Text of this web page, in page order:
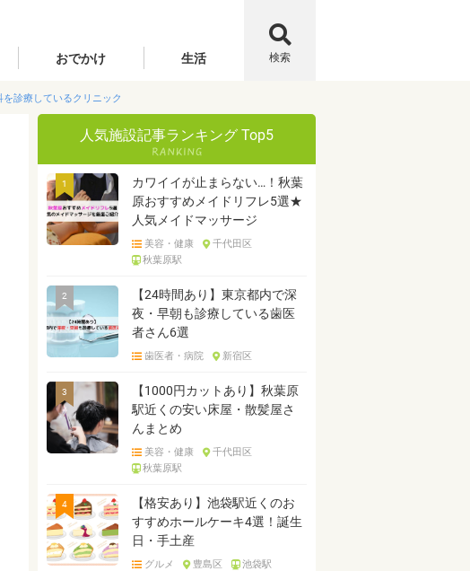
おでかけ 生活 検索
診療しているクリニック
人気施設記事ランキング Top5
1
カワイイが止まらない…！秋葉
原おすすめメイドリフレ5選★
人気メイドマッサージ
美容・健康
千代田区
秋葉原駅
2
【24時間あり】東京都内で深
夜・早朝も診療している歯医
者さん6選
歯医者・病院 新宿区
3
【1000円カットあり】秋葉原
駅近くの安い床屋・散髪屋さ
んまとめ
美容・健康
千代田区
秋葉原駅
4
【格安あり】池袋駅近くのお
すすめホールケーキ4選！誕生
日・手土産
グルメ 豊島区 池袋駅